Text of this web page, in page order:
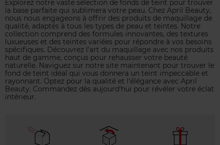
Explorez notre vaste sélection de fonds de teint pour trouver
la base parfaite qui sublimera votre peau. Chez April Beauty,
nous nous engageons à offrir des produits de maquillage de
qualité, adaptés à tous les types de peau et teintes. Notre
collection comprend des formules innovantes, des textures
luxueuses et des teintes variées pour répondre à vos besoins
spécifiques. Découvrez l'art du maquillage avec nos produits
haut de gamme, conçus pour rehausser votre beauté
naturelle. Naviguez sur notre site maintenant pour trouver le
fond de teint idéal qui vous donnera un teint impeccable et
rayonnant. Optez pour la qualité et l'élégance avec April
Beauty. Commandez dès aujourd'hui pour révéler votre éclat
intérieur.